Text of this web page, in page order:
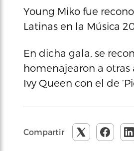
Young Miko fue
Latinas en la Música
En dicha gala, se
homenajearon a otras
Ivy Queen con el de
Compartir